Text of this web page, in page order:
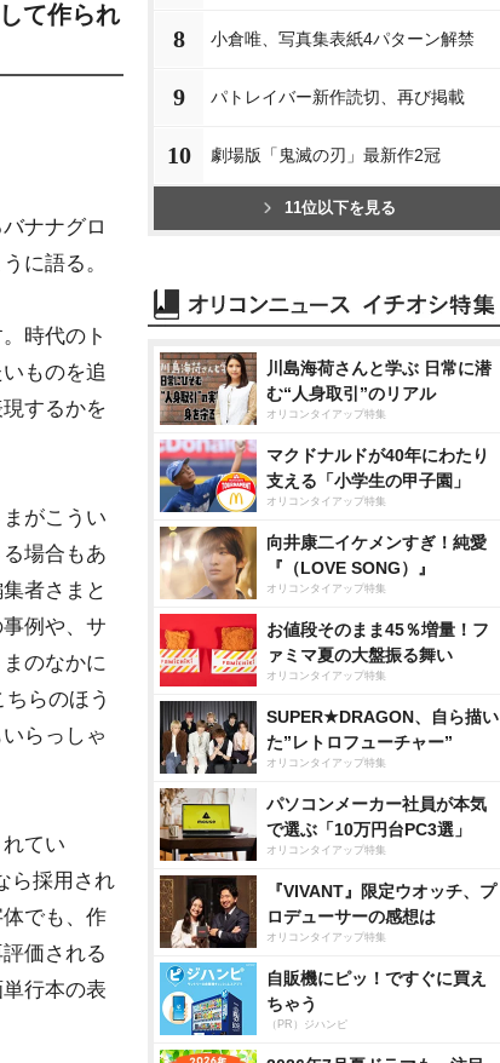
て作られ
ナナグロ
に語る。
時代のト
ものを追
するかを
がこうい
場合もあ
者さまと
例や、サ
のなかに
らのほう
らっしゃ
てい
ら採用され
でも、作
価される
行本の表
8 小倉唯、写真集表紙4パターン解禁
9 パトレイバー新作読切、再び掲載
10 劇場版「鬼滅の刃」最新作2冠
11位以下を見る
川島海荷さんと学ぶ 日常に潜
む“人身取引”のリアル
オリコンタイアップ特集
マクドナルドが40年にわたり
支える「小学生の甲子園」
オリコンタイアップ特集
向井康二イケメンすぎ！純愛
『（LOVE SONG）』
オリコンタイアップ特集
お値段そのまま45％増量！フ
ァミマ夏の大盤振る舞い
オリコンタイアップ特集
SUPER★DRAGON、自ら描い
た”レトロフューチャー”
オリコンタイアップ特集
パソコンメーカー社員が本気
で選ぶ「10万円台PC3選」
オリコンタイアップ特集
『VIVANT』限定ウオッチ、プ
ロデューサーの感想は
オリコンタイアップ特集
自販機にピッ！ですぐに買え
ちゃう
（PR）ジハンピ